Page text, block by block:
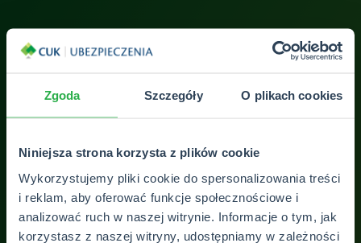
Zgoda Szczegóły O plikach cookies
Niniejsza strona korzysta z plików cookie
Wykorzystujemy pliki cookie do spersonalizowania treści
i reklam, aby oferować funkcje społecznościowe i
analizować ruch w naszej witrynie. Informacje o tym, jak
korzystasz z naszej witryny, udostępniamy w zależności
Polecam, pełen profesjonalizmy, atrakcyjne ceny
ubezpieczeń
Vip
ZOBACZ WSZYSTKIE OPINIE